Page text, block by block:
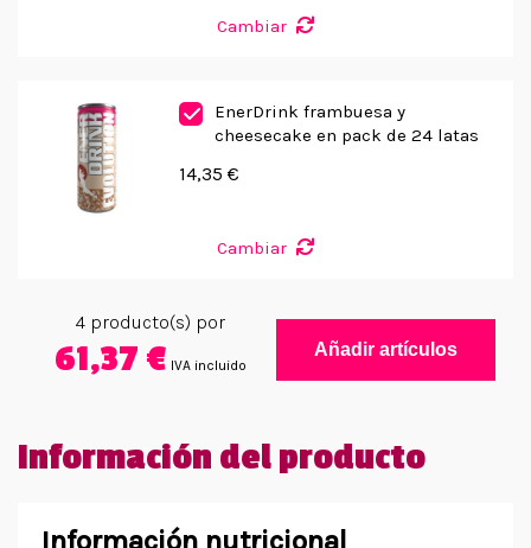
Cambiar
EnerDrink frambuesa y
cheesecake en pack de 24 latas
14,35 €
Cambiar
4producto(s) por
61,37 € IVA incluido
Añadir artículos
Información del producto
Información nutricional